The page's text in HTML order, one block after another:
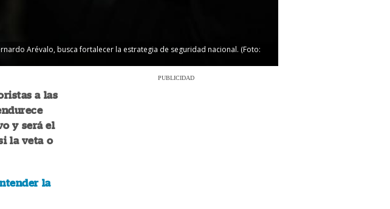
Arévalo, busca fortalecer la estrategia de seguridad nacional. (Foto:
a las
y será el
la veta o
la
PUBLICIDAD